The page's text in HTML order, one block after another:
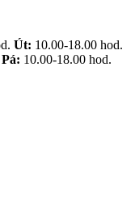
Út: 10.00-18.00 hod.
Pá: 10.00-18.00 hod.